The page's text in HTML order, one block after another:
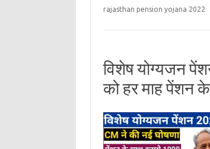
rajasthan pension yojana 2022
विशेष योग्यजन
को हर माह पेंशन